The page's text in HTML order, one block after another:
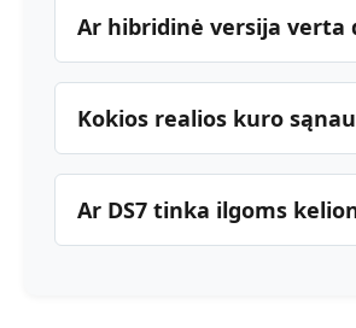
Ar hibridinė versija verta
Kokios realios kuro
Ar DS7 tinka ilgoms